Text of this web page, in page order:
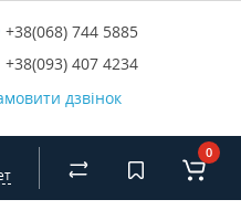
+38(068) 744 5885
+38(093) 407 4234
дзвінок
0